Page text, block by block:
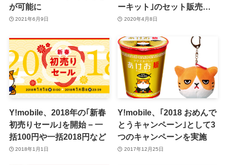
が可能に
2021年6月9日
ーキット｣のセット販売で
｢iPhone XS Max｣を10,880
2020年4月8日
Y!mobile、2018年の｢新春
初売りセール｣を開始 − 一
括100円や一括2018円など
2018年1月1日
Y!mobile、｢2018 おめんで
とうキャンペーン｣として3
つのキャンペーンを実施
2017年12月25日